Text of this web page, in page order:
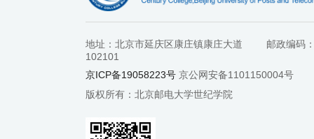
地址：北京市延庆区康庄镇康庄大道
邮政编码
102101
京ICP备19058223号 京公网安备1101150004号
版权所有：北京邮电大学世纪学院